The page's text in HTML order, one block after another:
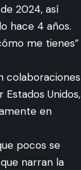
2024, así
hace 4 años.
me tienes”
colaboraciones
Unidos,
en
pocos se
narran la